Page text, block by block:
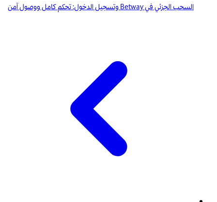
السحب الجزئي في Betway وتسجيل الدخول: تحكم كامل ووصول آمن